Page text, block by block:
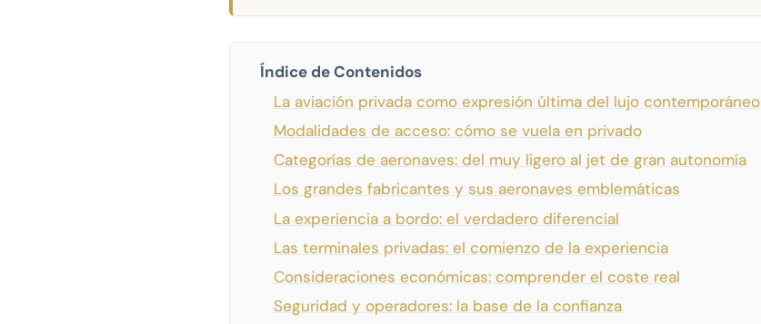
Índice de Contenidos
La aviación privada como expresión última del lujo contemporáneo
Modalidades de acceso: cómo se vuela en privado
Categorías de aeronaves: del muy ligero al jet de gran autonomía
Los grandes fabricantes y sus aeronaves emblemáticas
La experiencia a bordo: el verdadero diferencial
Las terminales privadas: el comienzo de la experiencia
Consideraciones económicas: comprender el coste real
Seguridad y operadores: la base de la confianza